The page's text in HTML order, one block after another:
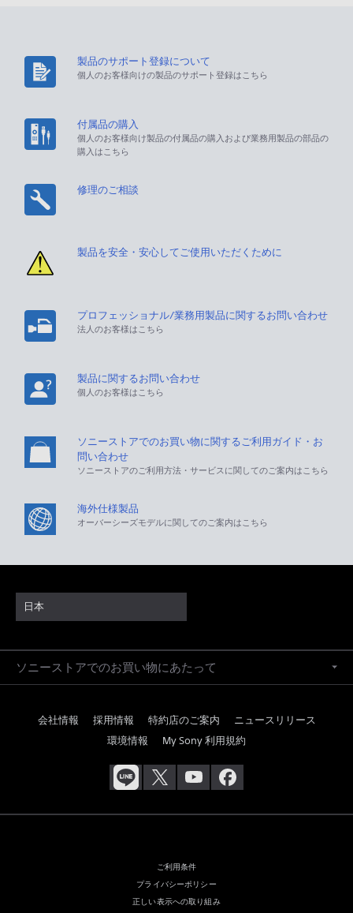
製品のサポート登録について
個人のお客様向けの製品のサポート登録はこちら
付属品の購入
個人のお客様向け製品の付属品の購入および業務用製品の部品の
購入はこちら
修理のご相談
製品を安全・安心してご使用いただくために
プロフェッショナル/業務用製品に関するお問い合わせ
法人のお客様はこちら
製品に関するお問い合わせ
個人のお客様はこちら
ソニーストアでのお買い物に関するご利用ガイド・お
問い合わせ
ソニーストアのご利用方法・サービスに関してのご案内はこちら
海外仕様製品
オーバーシーズモデルに関してのご案内はこちら
日本
ソニーストアでのお買い物にあたって
会社情報 採用情報 特約店のご案内
ニュースリリース
環境情報
My Sony 利用規約
ご利用条件
プライバシーポリシー
正しい表示への取り組み